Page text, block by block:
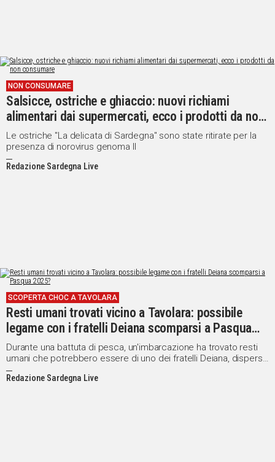
NON CONSUMARE
Salsicce, ostriche e ghiaccio: nuovi richiami
alimentari dai supermercati, ecco i prodotti da non
consumare
Le ostriche "La delicata di Sardegna" sono state ritirate per la
presenza di norovirus genoma II
Redazione Sardegna Live
SCOPERTA CHOC A TAVOLARA
Resti umani trovati vicino a Tavolara: possibile
legame con i fratelli Deiana scomparsi a Pasqua
2025?
Durante una battuta di pesca, un'imbarcazione ha trovato resti
umani che potrebbero essere di uno dei fratelli Deiana, dispersi
nel Golfo di Olbia nel 2025
Redazione Sardegna Live